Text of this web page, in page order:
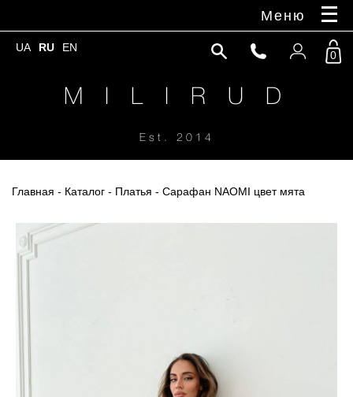
Меню
UA RU EN
M I L I R U D
Est. 2014
0
Главная - Каталог - Платья - Сарафан NAOMI цвет мята